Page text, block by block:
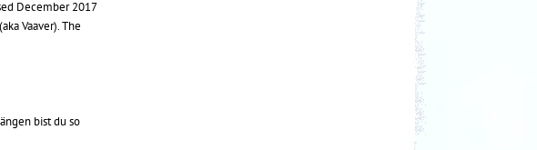
December 2017
Vaaver). The
bist du so